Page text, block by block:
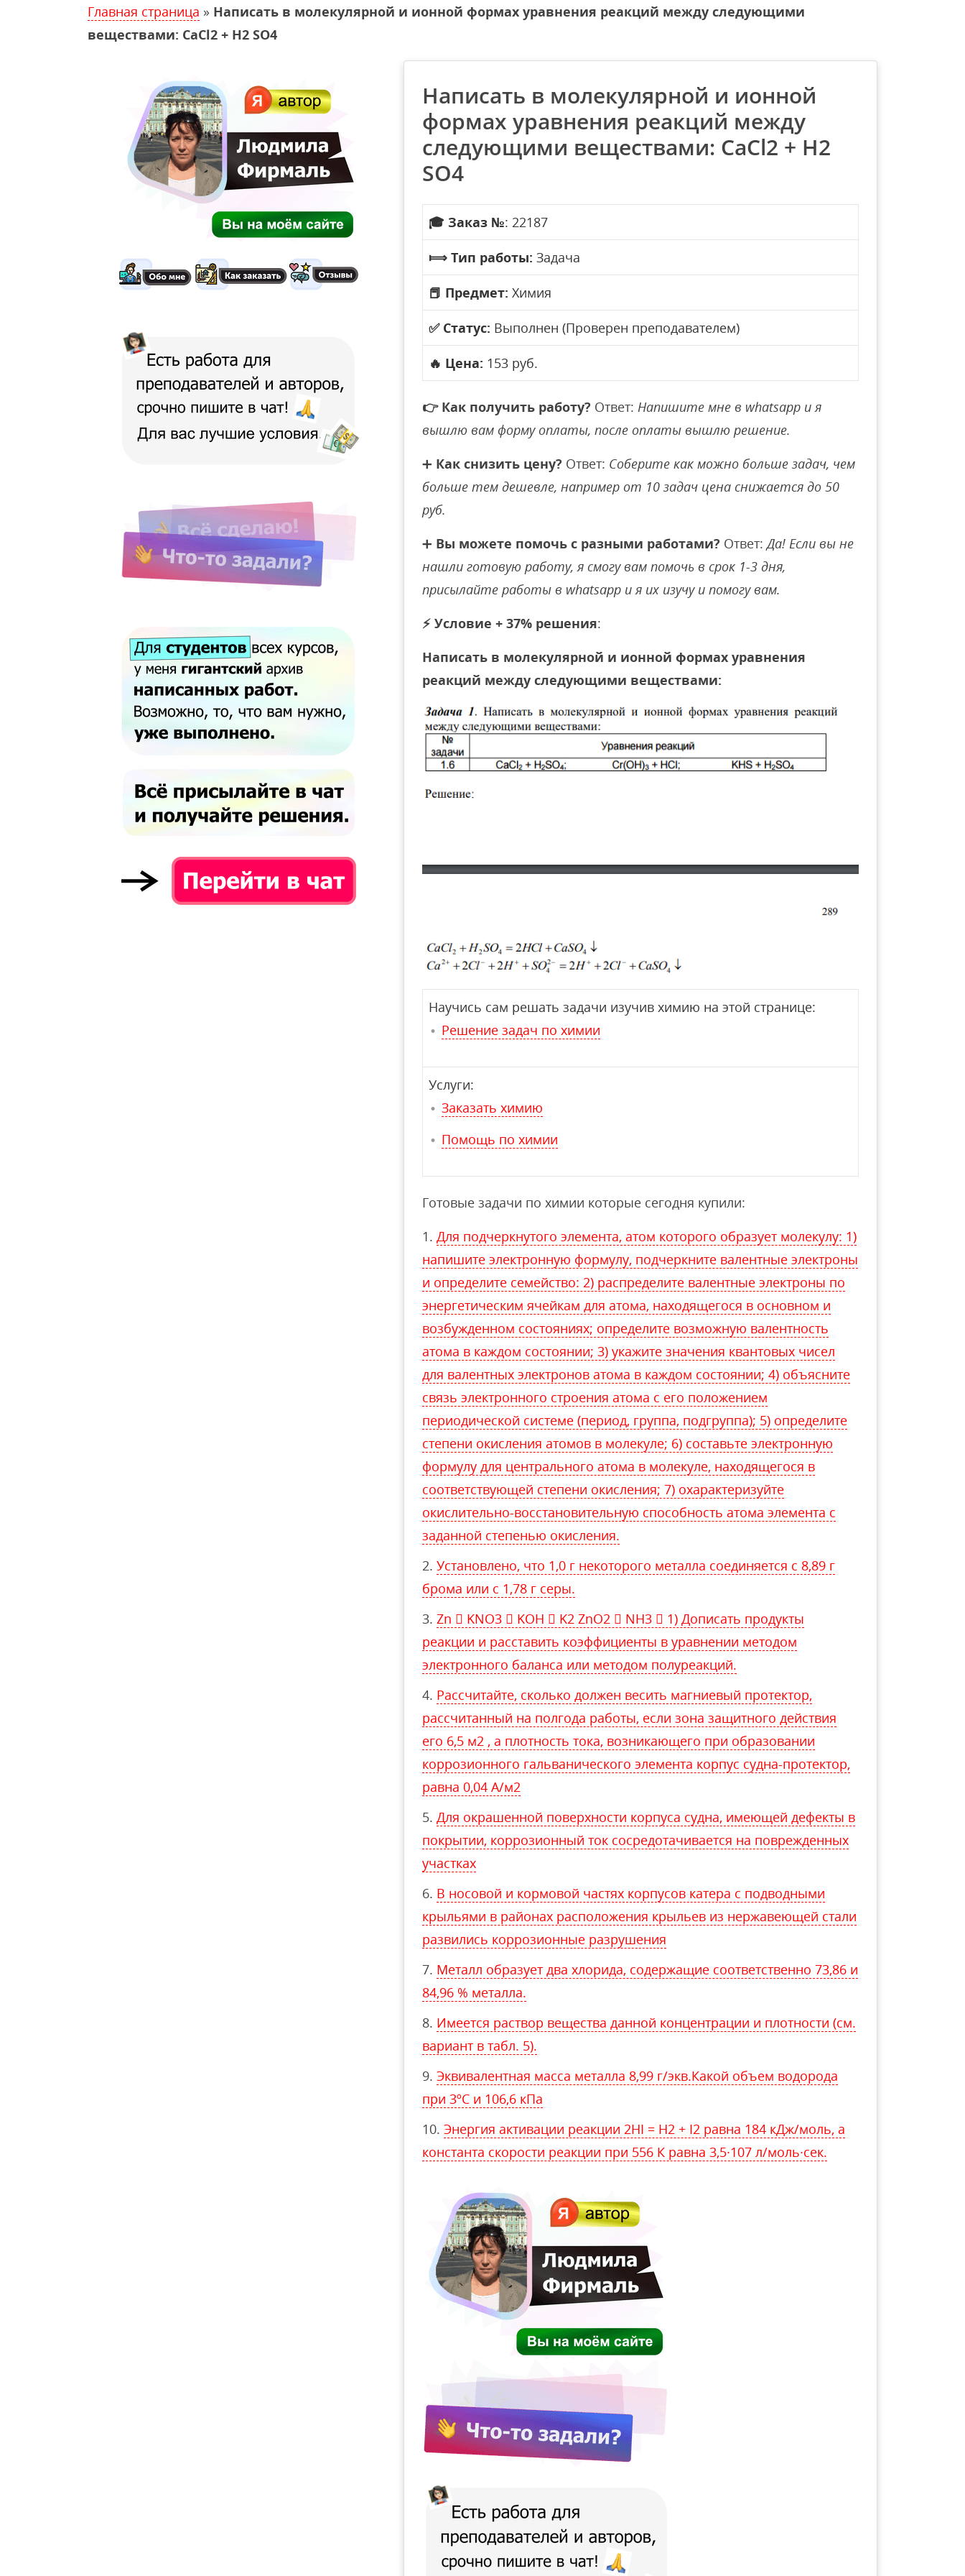
Главная страница » Написать в молекулярной и ионной формах уравнения реакций между следующими
веществами: CaCl2 + H2 SO4
Написать в молекулярной и ионной
формах уравнения реакций между
следующими веществами: CaCl2 + H2
SO4
🎓 Заказ №: 22187
⟾ Тип работы: Задача
📕 Предмет: Химия
✅ Статус: Выполнен (Проверен преподавателем)
🔥 Цена: 153 руб.
👉 Как получить работу? Ответ: Напишите мне в whatsapp и я
вышлю вам форму оплаты, после оплаты вышлю решение.
➕ Как снизить цену? Ответ: Соберите как можно больше задач, чем
больше тем дешевле, например от 10 задач цена снижается до 50
руб.
➕ Вы можете помочь с разными работами? Ответ:Да! Если вы не
нашли готовую работу, я смогу вам помочь в срок 1-3 дня,
присылайте работы в whatsapp и я их изучу и помогу вам.
⚡ Условие + 37% решения:
Написать в молекулярной и ионной формах уравнения
реакций между следующими веществами:
Научись сам решать задачи изучив химию на этой странице:
Решение задач по химии
Услуги:
Заказать химию
Помощь по химии
Готовые задачи по химии которые сегодня купили:
Для подчеркнутого элемента, атом которого образует молекулу: 1)
напишите электронную формулу, подчеркните валентные электроны
и определите семейство: 2) распределите валентные электроны по
энергетическим ячейкам для атома, находящегося в основном и
возбужденном состояниях; определите возможную валентность
атома в каждом состоянии; 3) укажите значения квантовых чисел
для валентных электронов атома в каждом состоянии; 4) объясните
связь электронного строения атома с его положением
периодической системе (период, группа, подгруппа); 5) определите
степени окисления атомов в молекуле; 6) составьте электронную
формулу для центрального атома в молекуле, находящегося в
соответствующей степени окисления; 7) охарактеризуйте
окислительно-восстановительную способность атома элемента с
заданной степенью окисления.
Установлено, что 1,0 г некоторого металла соединяется с 8,89 г
брома или с 1,78 г серы.
Zn  KNO3  KOH  K2 ZnO2  NH3  1) Дописать продукты
реакции и расставить коэффициенты в уравнении методом
электронного баланса или методом полуреакций.
Рассчитайте, сколько должен весить магниевый протектор,
рассчитанный на полгода работы, если зона защитного действия
его 6,5 м2 , а плотность тока, возникающего при образовании
коррозионного гальванического элемента корпус судна-протектор,
равна 0,04 А/м2
Для окрашенной поверхности корпуса судна, имеющей дефекты в
покрытии, коррозионный ток сосредотачивается на поврежденных
участках
В носовой и кормовой частях корпусов катера с подводными
крыльями в районах расположения крыльев из нержавеющей стали
развились коррозионные разрушения
Металл образует два хлорида, содержащие соответственно 73,86 и
84,96 % металла.
Имеется раствор вещества данной концентрации и плотности (см.
вариант в табл. 5).
Эквивалентная масса металла 8,99 г/экв.Какой объем водорода
при 3ºС и 106,6 кПа
Энергия активации реакции 2HI = Н2 + I2 равна 184 кДж/моль, а
константа скорости реакции при 556 К равна 3,5∙107 л/моль∙сек.